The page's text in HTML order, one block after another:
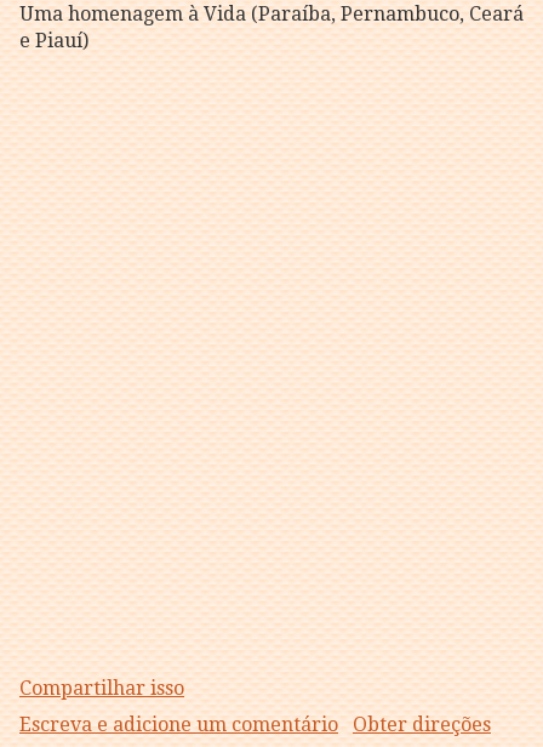
Uma homenagem à Vida (Paraíba, Pernambuco, Ceará
e Piauí)
Compartilhar isso
Escreva e adicione um comentário
Obter direções